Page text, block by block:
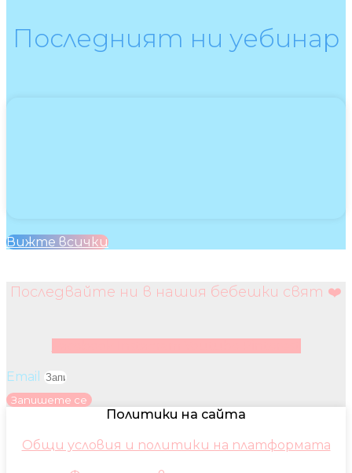
Последният ни уебинар
Вижте всички
Последвайте ни в нашия бебешки свят ❤️
Email
Запишете се
Политики на сайта
Общи условия и политики на платформата